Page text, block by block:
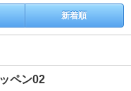
新着順
ペン02